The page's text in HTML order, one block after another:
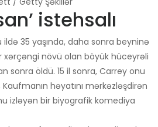
istehsalı
35 yaşında, daha sonra beyninə
xərçəngi növü olan böyük hüceyrəli
sonra öldü. 15 il sonra, Carrey onu
Kaufmanın həyatını mərkəzləşdirən
izləyən bir biyografik komediya